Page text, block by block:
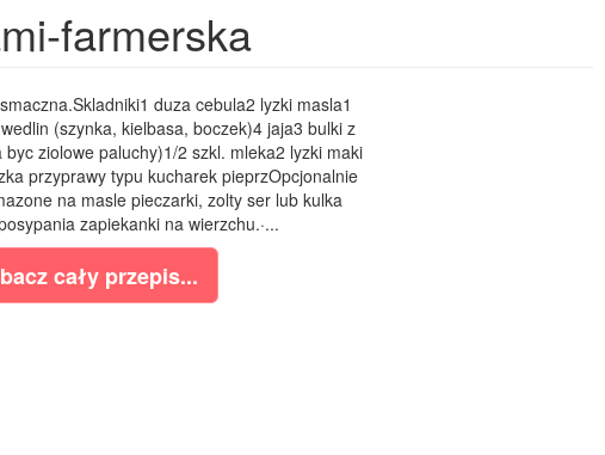
farmerska
duza cebula2 lyzki masla1
(szynka, kielbasa, boczek)4 jaja3 bulki z
ziolowe paluchy)1/2 szkl. mleka2 lyzki maki
przyprawy typu kucharek pieprzOpcjonalnie
na masle pieczarki, zolty ser lub kulka
zapiekanki na wierzchu.·...
cały przepis...